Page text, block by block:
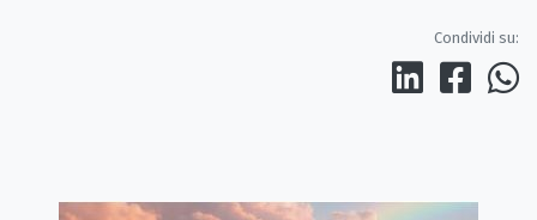
Condividi su: